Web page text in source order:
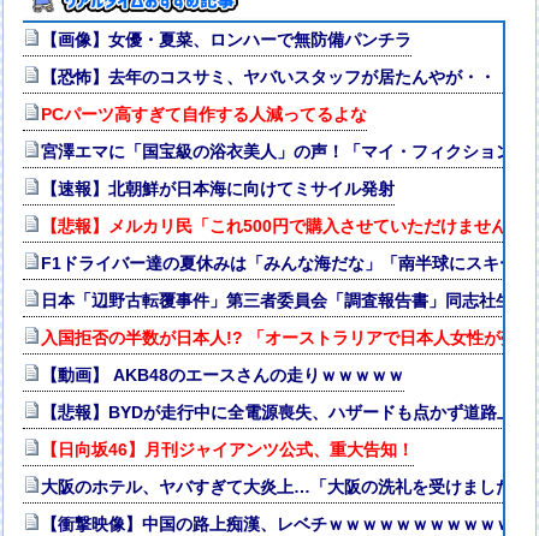
【画像】女優・夏菜、ロンハーで無防備パンチラ
【恐怖】去年のコスサミ、ヤバいスタッフが居たんやが・・・・
PCパーツ高すぎて自作する人減ってるよな
宮澤エマに「国宝級の浴衣美人」の声！「マイ・フィクション」
【速報】北朝鮮が日本海に向けてミサイル発射
【悲報】メルカリ民「これ500円で購入させていただけませんか
F1ドライバー達の夏休みは「みんな海だな」「南半球にスキー
日本「辺野古転覆事件」第三者委員会「調査報告書」同志社生
入国拒否の半数が日本人!? 「オーストラリアで日本人女性が売春
【動画】 AKB48のエースさんの走りｗｗｗｗｗ
【悲報】BYDが走行中に全電源喪失、ハザードも点かず道路上
【日向坂46】月刊ジャイアンツ公式、重大告知！
大阪のホテル、ヤバすぎて大炎上…「大阪の洗礼を受けました」
【衝撃映像】中国の路上痴漢、レベチｗｗｗｗｗｗｗｗｗｗｗ